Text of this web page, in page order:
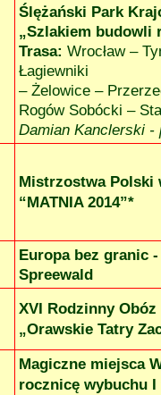
Ślężański Park
„Szlakiem budowli
Trasa: Wrocław –
Łagiewniki
– Żelowice –
Rogów Sobócki –
Damian Kanclerski -
Mistrzostwa Polski
“MATNIA 2014”*
Europa bez granic -
Spreewald
XVI Rodzinny
„Orawskie Tatry
Magiczne miejsca
rocznicę wybuchu